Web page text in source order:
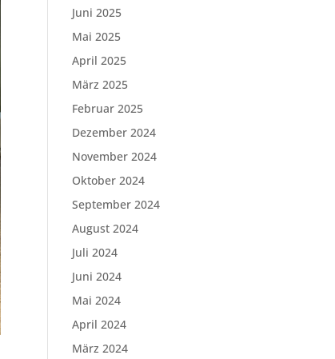
Juni 2025
Mai 2025
April 2025
März 2025
Februar 2025
Dezember 2024
November 2024
Oktober 2024
September 2024
August 2024
Juli 2024
Juni 2024
Mai 2024
April 2024
März 2024